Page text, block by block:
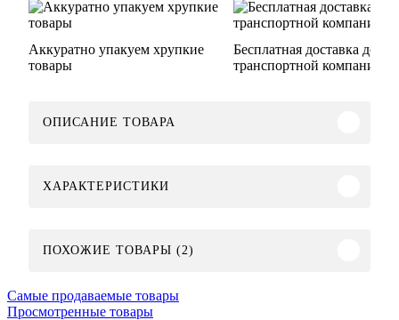
Аккуратно упакуем хрупкие
товары
Бесплатная доставка до
транспортной компании
ОПИСАНИЕ ТОВАРА
ХАРАКТЕРИСТИКИ
ПОХОЖИЕ ТОВАРЫ (2)
Самые продаваемые товары
Просмотренные товары